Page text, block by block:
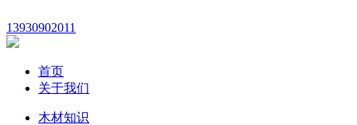
13930902011
首页
关于我们
木材知识